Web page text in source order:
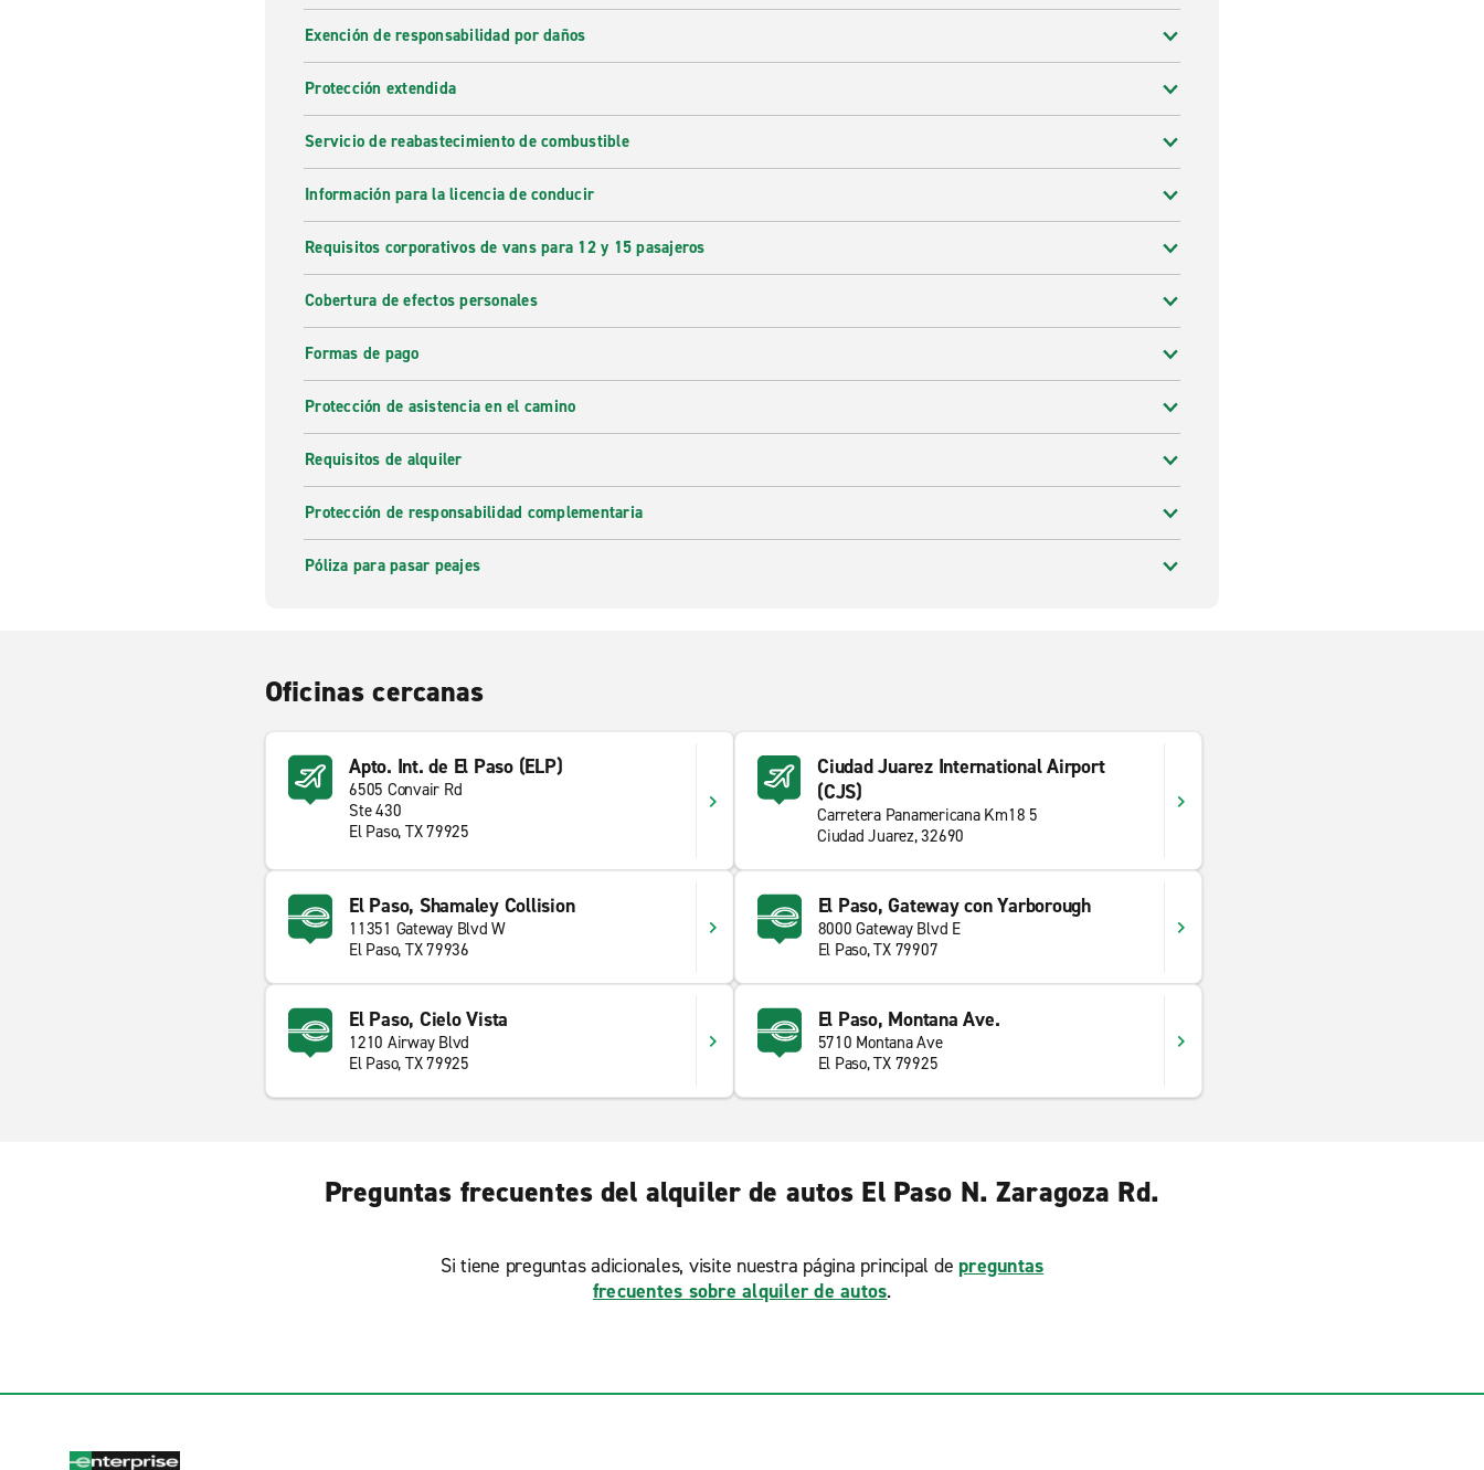
Exención de responsabilidad por daños
Protección extendida
Servicio de reabastecimiento de combustible
Información para la licencia de conducir
Requisitos corporativos de vans para 12 y 15 pasajeros
Cobertura de efectos personales
Formas de pago
Protección de asistencia en el camino
Requisitos de alquiler
Protección de responsabilidad complementaria
Póliza para pasar peajes
Oficinas cercanas
Apto. Int. de El Paso (ELP)
6505 Convair Rd
Ste 430
El Paso, TX 79925
Ciudad Juarez International Airport
(CJS)
Carretera Panamericana Km18 5
Ciudad Juarez, 32690
El Paso, Shamaley Collision
11351 Gateway Blvd W
El Paso, TX 79936
El Paso, Gateway con Yarborough
8000 Gateway Blvd E
El Paso, TX 79907
El Paso, Cielo Vista
1210 Airway Blvd
El Paso, TX 79925
El Paso, Montana Ave.
5710 Montana Ave
El Paso, TX 79925
Preguntas frecuentes del alquiler de autos El Paso N. Zaragoza Rd.
Si tiene preguntas adicionales, visite nuestra página principal de preguntas
frecuentes sobre alquiler de autos.